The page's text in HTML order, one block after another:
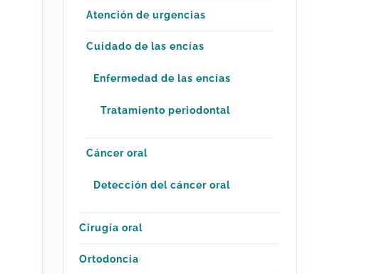
Atención de urgencias
Cuidado de las encías
Enfermedad de las encías
Tratamiento periodontal
Cáncer oral
Detección del cáncer oral
Cirugía oral
Ortodoncia